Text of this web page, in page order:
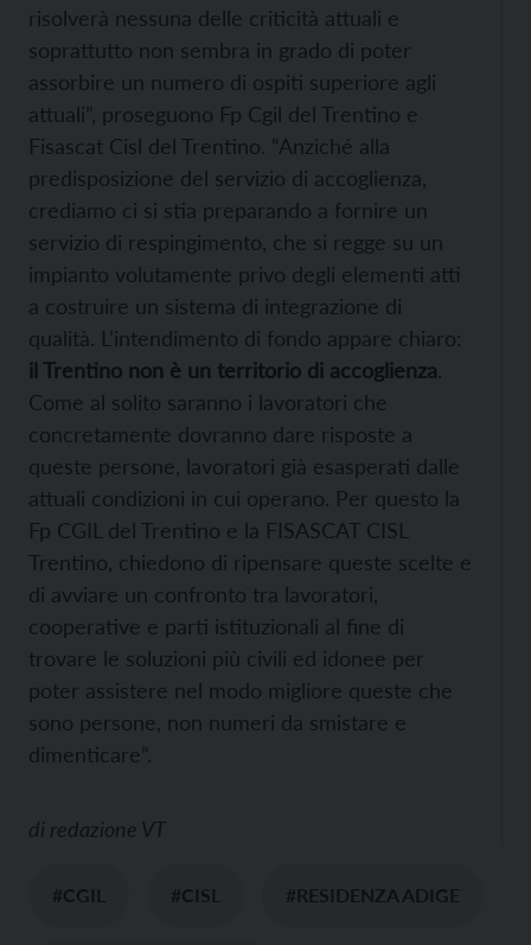
risolverà nessuna delle criticità attuali e
soprattutto non sembra in grado di poter
assorbire un numero di ospiti superiore agli
attuali”, proseguono Fp Cgil del Trentino e
Fisascat Cisl del Trentino. “Anziché alla
predisposizione del servizio di accoglienza,
crediamo ci si stia preparando a fornire un
servizio di respingimento, che si regge su un
impianto volutamente privo degli elementi atti
a costruire un sistema di integrazione di
qualità. L’intendimento di fondo appare chiaro:
il Trentino non è un territorio di accoglienza.
Come al solito saranno i lavoratori che
concretamente dovranno dare risposte a
queste persone, lavoratori già esasperati dalle
attuali condizioni in cui operano. Per questo la
Fp CGIL del Trentino e la FISASCAT CISL
Trentino, chiedono di ripensare queste scelte e
di avviare un confronto tra lavoratori,
cooperative e parti istituzionali al fine di
trovare le soluzioni più civili ed idonee per
poter assistere nel modo migliore queste che
sono persone, non numeri da smistare e
dimenticare”.
di redazione VT
#CGIL #CISL #RESIDENZA ADIGE